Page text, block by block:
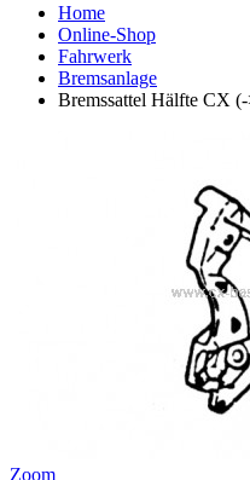
Home
Online-Shop
Fahrwerk
Bremsanlage
Bremssattel Hälfte CX
Zoom